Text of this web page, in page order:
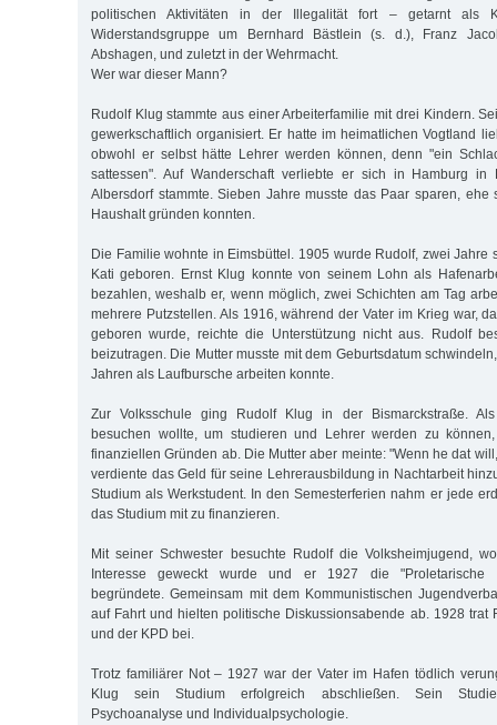
politischen Aktivitäten in der Illegalität fort – getarnt als
Widerstandsgruppe um Bernhard Bästlein (s. d.), Franz
Abshagen, und zuletzt in der Wehrmacht.
Wer war dieser Mann?
Rudolf Klug stammte aus einer Arbeiterfamilie mit drei Kindern.
gewerkschaftlich organisiert. Er hatte im heimatlichen Vogtland
obwohl er selbst hätte Lehrer werden können, denn "ein
sattessen". Auf Wanderschaft verliebte er sich in Hamburg in
Albersdorf stammte. Sieben Jahre musste das Paar sparen,
Haushalt gründen konnten.
Die Familie wohnte in Eimsbüttel. 1905 wurde Rudolf, zwei Jahre
Kati geboren. Ernst Klug konnte von seinem Lohn als
bezahlen, weshalb er, wenn möglich, zwei Schichten am Tag
mehrere Putzstellen. Als 1916, während der Vater im Krieg war,
geboren wurde, reichte die Unterstützung nicht aus. Rudolf
beizutragen. Die Mutter musste mit dem Geburtsdatum
Jahren als Laufbursche arbeiten konnte.
Zur Volksschule ging Rudolf Klug in der Bismarckstraße.
besuchen wollte, um studieren und Lehrer werden zu
finanziellen Gründen ab. Die Mutter aber meinte: "Wenn he dat
verdiente das Geld für seine Lehrerausbildung in Nachtarbeit
Studium als Werkstudent. In den Semesterferien nahm er jede
das Studium mit zu finanzieren.
Mit seiner Schwester besuchte Rudolf die Volksheimjugend,
Interesse geweckt wurde und er 1927 die "Proletarische
begründete. Gemeinsam mit dem Kommunistischen
auf Fahrt und hielten politische Diskussionsabende ab. 1928 trat
und der KPD bei.
Trotz familiärer Not – 1927 war der Vater im Hafen tödlich
Klug sein Studium erfolgreich abschließen. Sein
Psychoanalyse und Individualpsychologie.